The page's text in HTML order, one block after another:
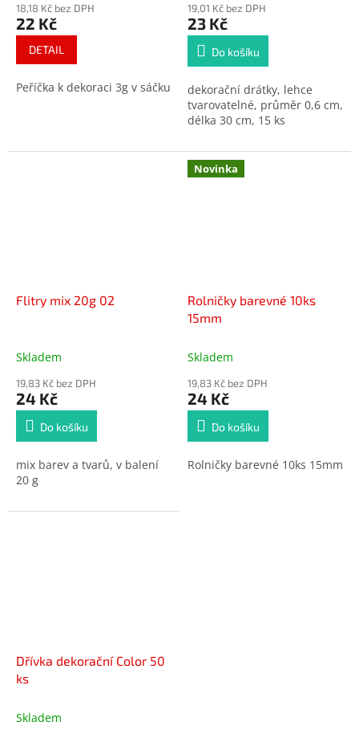
18,18 Kč bez DPH
22 Kč
DETAIL
Peříčka k dekoraci 3g v sáčku
19,01 Kč bez DPH
23 Kč
Do košíku
dekorační drátky, lehce
tvarovatelné, průměr 0,6 cm,
délka 30 cm, 15 ks
Flitry mix 20g 02
Skladem
19,83 Kč bez DPH
24 Kč
Do košíku
mix barev a tvarů, v balení
20 g
Novinka
Rolničky barevné 10ks
15mm
Skladem
19,83 Kč bez DPH
24 Kč
Do košíku
Rolničky barevné 10ks 15mm
Dřívka dekorační Color 50
ks
Skladem